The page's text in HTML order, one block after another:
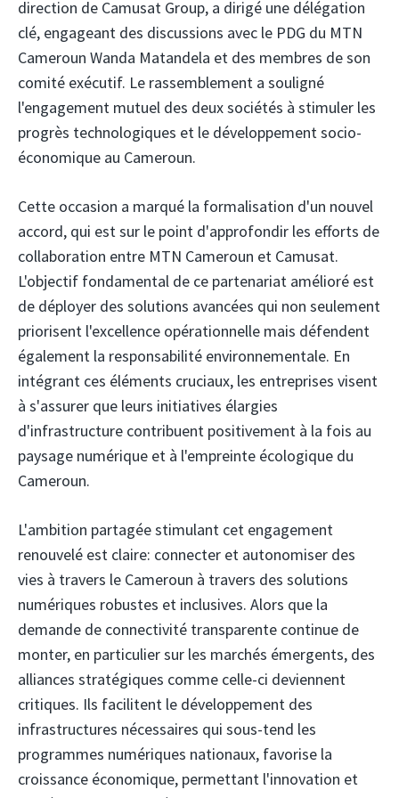
direction de Camusat Group, a dirigé une délégation
clé, engageant des discussions avec le PDG du MTN
Cameroun Wanda Matandela et des membres de son
comité exécutif. Le rassemblement a souligné
l'engagement mutuel des deux sociétés à stimuler les
progrès technologiques et le développement socio-
économique au Cameroun.
Cette occasion a marqué la formalisation d'un nouvel
accord, qui est sur le point d'approfondir les efforts de
collaboration entre MTN Cameroun et Camusat.
L'objectif fondamental de ce partenariat amélioré est
de déployer des solutions avancées qui non seulement
priorisent l'excellence opérationnelle mais défendent
également la responsabilité environnementale. En
intégrant ces éléments cruciaux, les entreprises visent
à s'assurer que leurs initiatives élargies
d'infrastructure contribuent positivement à la fois au
paysage numérique et à l'empreinte écologique du
Cameroun.
L'ambition partagée stimulant cet engagement
renouvelé est claire: connecter et autonomiser des
vies à travers le Cameroun à travers des solutions
numériques robustes et inclusives. Alors que la
demande de connectivité transparente continue de
monter, en particulier sur les marchés émergents, des
alliances stratégiques comme celle-ci deviennent
critiques. Ils facilitent le développement des
infrastructures nécessaires qui sous-tend les
programmes numériques nationaux, favorise la
croissance économique, permettant l'innovation et